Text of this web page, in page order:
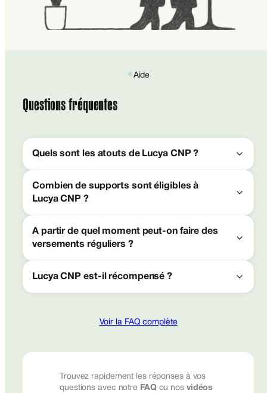
●Aide
Questions fréquentes
Quels sont les atouts de Lucya CNP ?
Combien de supports sont éligibles à
Lucya CNP ?
A partir de quel moment peut-on faire des
versements réguliers ?
Lucya CNP est-il récompensé ?
Voir la FAQ complète
Trouvez rapidement les réponses à vos
questions avec notre
FAQou nos vidéos